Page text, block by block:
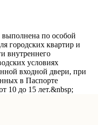
выполнена по особой
городских квартир и
внутреннего
условиях
входной двери, при
в Паспорте
10 до 15 лет.&nbsp;